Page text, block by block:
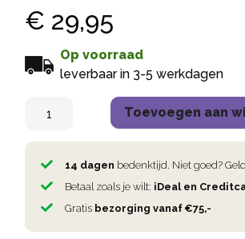
€ 29,95
Op voorraad
leverbaar in 3-5 werkdagen
Toevoegen aan
14 dagen bedenktijd. Niet goed?
Betaal zoals je wilt: iDeal en
Gratis bezorging vanaf €75,-